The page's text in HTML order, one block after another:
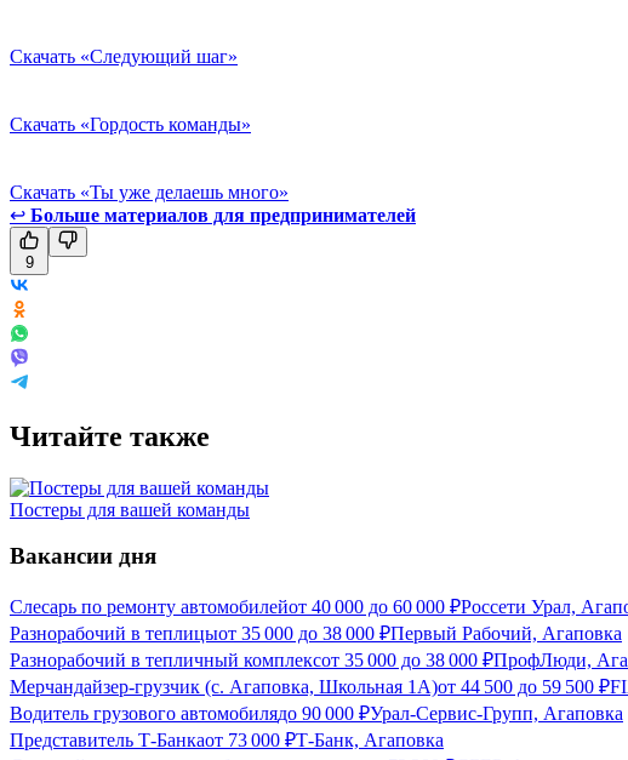
Скачать «Следующий шаг»
Скачать «Гордость команды»
Скачать «Ты уже делаешь много»
↩ Больше материалов для предпринимателей
9
Читайте также
Постеры для вашей команды
Вакансии дня
Слесарь по ремонту автомобилейот 40 000 до 60 000 ₽Россети Урал,
Разнорабочий в теплицыот 35 000 до 38 000 ₽Первый Рабочий, Агаповка
Разнорабочий в тепличный комплексот 35 000 до 38 000 ₽ПрофЛюди,
Мерчандайзер-грузчик (с. Агаповка, Школьная 1А)от 44 500 до 59 500 ₽
Водитель грузового автомобилядо 90 000 ₽Урал-Сервис-Групп, Агаповка
Представитель Т-Банкаот 73 000 ₽Т-Банк, Агаповка